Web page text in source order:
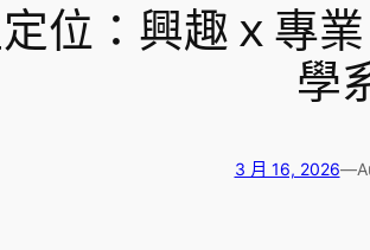
位：興趣ｘ專
學
3 月 16, 2026—